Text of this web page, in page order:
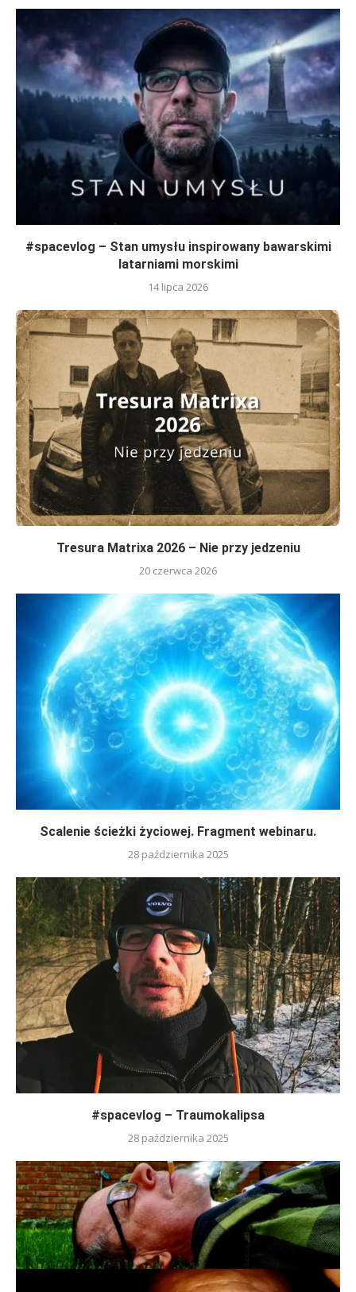
#spacevlog – Stan umysłu inspirowany bawarskimi
latarniami morskimi
14 lipca 2026
Tresura Matrixa 2026 – Nie przy jedzeniu
20 czerwca 2026
Scalenie ścieżki życiowej. Fragment webinaru.
28 października 2025
#spacevlog – Traumokalipsa
28 października 2025